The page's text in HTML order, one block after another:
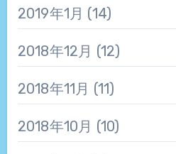
2019年1月 (14)
2018年12月 (12)
2018年11月 (11)
2018年10月 (10)